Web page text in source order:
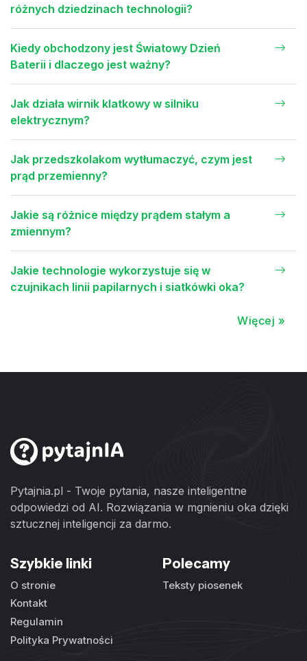
różnych dziedzinach technologii?
Kiedy obchodzony jest Światowy Dzień
Baterii i dlaczego jest ważny?
Jak działa wirnik klatkowy w silniku
elektrycznym?
Jak przedszkolakom wytłumaczyć, czym jest
prąd przemienny?
Jakie są różnice między prądem stałym a
zmiennym?
Jakie technologie wykorzystuje się w
czujnikach linii papilarnych i siatkówki oka?
Więcej »
Pytajnia.pl - Twoje pytania, nasze inteligentne
odpowiedzi od AI. Rozwiązania w mgnieniu oka dzięki
sztucznej inteligencji za darmo.
Szybkie linki
O stronie
Kontakt
Regulamin
Polityka Prywatności
Polecamy
Teksty piosenek